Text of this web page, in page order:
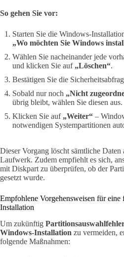
So gehen Sie vor:
Starten Sie die Windows-
„Wo möchten Sie Windows
Wählen Sie nacheinander jede
und klicken Sie auf „Löschen“.
Bestätigen Sie die
Sobald nur noch „Nicht
übrig bleibt, wählen Sie diesen aus.
Klicken Sie auf „Weiter“ –
notwendigen Systempartitionen
Dieser Vorgang löscht sämtliche Daten
Laufwerk. Zudem empfiehlt es sich,
mit Diskpart zu überprüfen, ob der
gesetzt wurde.
Empfohlene Vorgehensweisen für
Installation
Um zukünftig
Windows-Installation zu vermeiden,
folgende Maßnahmen: